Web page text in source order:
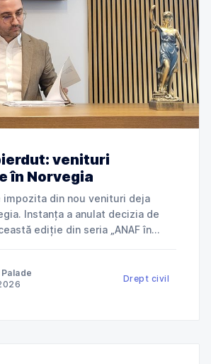
venituri
în Norvegia
impozita din nou venituri deja
Instanța a anulat decizia de
în România venituri deja
și ce
Drept civil